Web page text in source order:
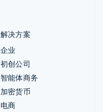
解决方案
企业
初创公司
智能体商务
加密货币
电商